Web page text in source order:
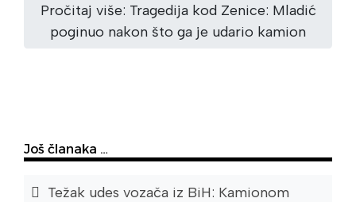
Pročitaj više: Tragedija kod Zenice: Mladić
poginuo nakon što ga je udario kamion
Još članaka …
Težak udes vozača iz BiH: Kamionom